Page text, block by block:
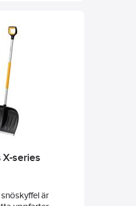
X-series
är